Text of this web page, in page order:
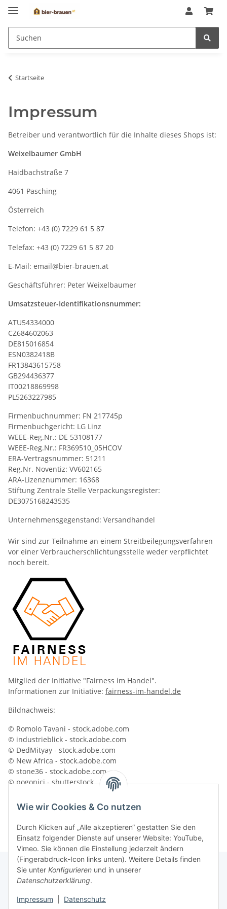
Wie wir Cookies & Co nutzen
Durch Klicken auf „Alle akzeptieren“ gestatten Sie den
Einsatz folgender Dienste auf unserer Website: YouTube,
Vimeo. Sie können die Einstellung jederzeit ändern
(Fingerabdruck-Icon links unten). Weitere Details finden
Sie unter Konfigurieren und in unserer
Datenschutzerklärung.
Impressum Datenschutz
Startseite
Impressum
Betreiber und verantwortlich für die Inhalte dieses Shops ist:
Weixelbaumer GmbH
Haidbachstraße 7
4061 Pasching
Österreich
Telefon: +43 (0) 7229 61 5 87
Telefax: +43 (0) 7229 61 5 87 20
E-Mail: email@bier-brauen.at
Geschäftsführer: Peter Weixelbaumer
Umsatzsteuer-Identifikationsnummer:
ATU54334000
CZ684602063
DE815016854
ESN0382418B
FR13843615758
GB294436377
IT00218869998
PL5263227985
Firmenbuchnummer: FN 217745p
Firmenbuchgericht: LG Linz
WEEE-Reg.Nr.: DE 53108177
WEEE-Reg.Nr.: FR369510_05HCOV
ERA-Vertragsnummer: 51211
Reg.Nr. Noventiz: VV602165
ARA-Lizenznummer: 16368
Stiftung Zentrale Stelle Verpackungsregister:
DE3075168243535
Unternehmensgegenstand: Versandhandel
Wir sind zur Teilnahme an einem Streitbeilegungsverfahren
vor einer Verbraucherschlichtungsstelle weder verpflichtet
noch bereit.
Mitglied der Initiative "Fairness im Handel".
Informationen zur Initiative: fairness-im-handel.de
Bildnachweis:
© Romolo Tavani - stock.adobe.com
© industrieblick - stock.adobe.com
© DedMityay - stock.adobe.com
© New Africa - stock.adobe.com
© stone36 - stock.adobe.com
© pogonici - shutterstock
Foto ID: 1801315522 - shutterstock Mariyana M
Foto ID: 262058603 - shutterstock Billion Photos
Foto ID: 86246848 - shutterstock Africa Studio